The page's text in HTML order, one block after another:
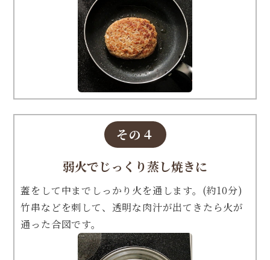
その４
弱火でじっくり蒸し焼きに
蓋をして中までしっかり火を通します。(約10分)
竹串などを刺して、透明な肉汁が出てきたら火が
通った合図です。